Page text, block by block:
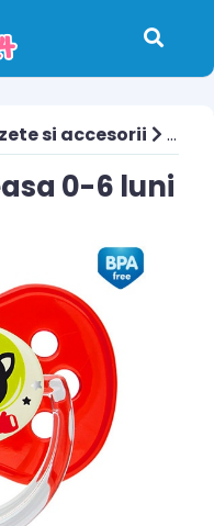
si accesorii
0-6 luni